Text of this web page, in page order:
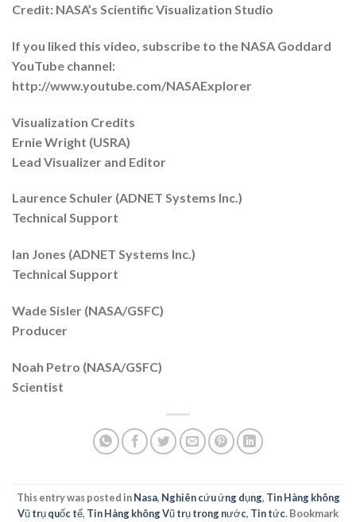
Credit: NASA’s Scientific Visualization Studio
If you liked this video, subscribe to the NASA Goddard
YouTube channel:
http://www.youtube.com/NASAExplorer
Visualization Credits
Ernie Wright (USRA)
Lead Visualizer and Editor
Laurence Schuler (ADNET Systems Inc.)
Technical Support
Ian Jones (ADNET Systems Inc.)
Technical Support
Wade Sisler (NASA/GSFC)
Producer
Noah Petro (NASA/GSFC)
Scientist
This entry was posted inNasa, Nghiên cứu ứng dụng, Tin Hàng không
Vũ trụ quốc tế, Tin Hàng không Vũ trụ trong nước, Tin tức. Bookmark